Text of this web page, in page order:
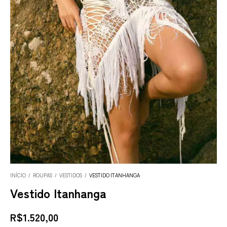
INÍCIO / ROUPAS / VESTIDOS / VESTIDO ITANHANGA
Vestido Itanhanga
R$1.520,00